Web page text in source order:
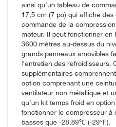
ainsi qu'un tableau de
17,5 cm (7 po) qui affiche
commande de la
moteur. Il peut fonctionner en
3600 mètres au-dessus du
grands panneaux amovibles
l'entretien des refroidisseurs.
supplémentaires
option comprenant une
ventilateur non métallique et
qu'un kit temps froid en
fonctionner le compresseur à
basses que -28,89℃ (-29°F).